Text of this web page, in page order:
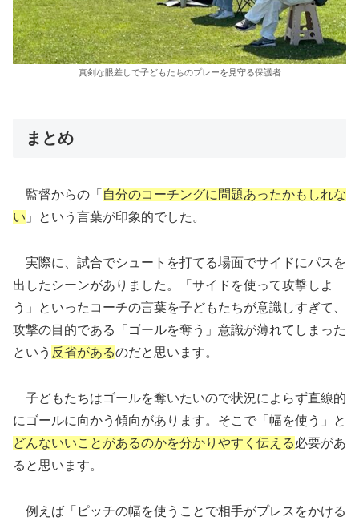
真剣な眼差しで子どもたちのプレーを見守る保護者
まとめ
監督からの「 自分のコーチングに問題あったかもしれな
い 」という言葉が印象的でした。
実際に、試合でシュートを打てる場面でサイドにパスを
出したシーンがありました。「サイドを使って攻撃しよ
う」といったコーチの言葉を子どもたちが意識しすぎて、
攻撃の目的である「ゴールを奪う」意識が薄れてしまった
という 反省があるのだと思います。
子どもたちはゴールを奪いたいので状況によらず直線的
にゴールに向かう傾向があります。そこで「幅を使う」と
どんないいことがあるのかを分かりやすく伝える必要があ
ると思います。
例えば「ピッチの幅を使うことで相手がプレスをかける